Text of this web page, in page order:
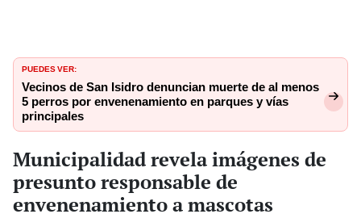
PUEDES VER:
Vecinos de San Isidro denuncian muerte de al menos
5 perros por envenenamiento en parques y vías
principales
Municipalidad revela imágenes de
presunto responsable de
envenenamiento a mascotas